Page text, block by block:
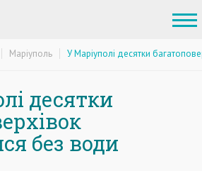
Маріуполь У Маріуполі десятки
десятки
без води